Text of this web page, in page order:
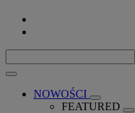
NOWOŚCI
FEATURED